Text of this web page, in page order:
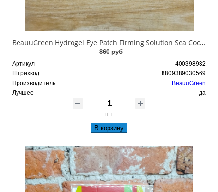
BeauuGreen Hydrogel Eye Patch Firming Solution Sea Cocumber & Black Гидрогелевые патчи для кожи вокруг глаз с экстрактом черного морского огурца 60 шт 90 гр
860 руб
Артикул
400398932
Штрихкод
8809389030569
Производитель
BeauuGreen
Лучшее
да
шт
В корзину